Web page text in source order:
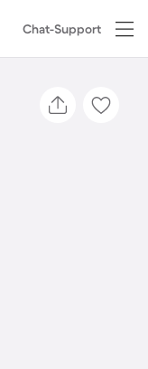
Chat-Support